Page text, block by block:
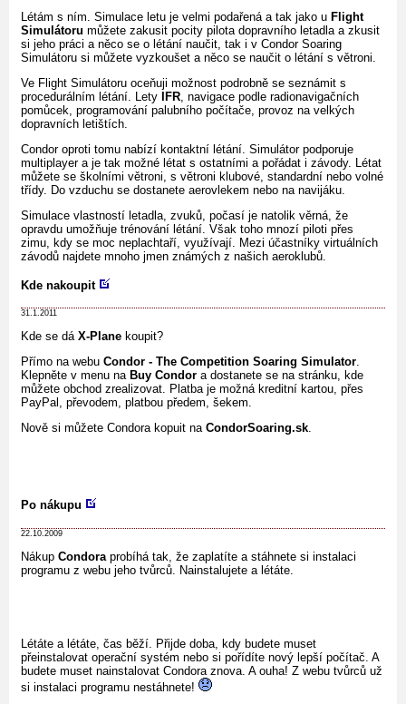
Létám s ním. Simulace letu je velmi podařená a tak jako u Flight
Simulátoru můžete zakusit pocity pilota dopravního letadla a zkusit
si jeho práci a něco se o létání naučit, tak i v Condor Soaring
Simulátoru si můžete vyzkoušet a něco se naučit o létání s větroni.
Ve Flight Simulátoru oceňuji možnost podrobně se seznámit s
procedurálním létání. Lety IFR , navigace podle radionavigačních
pomůcek, programování palubního počítače, provoz na velkých
dopravních letištích.
Condor oproti tomu nabízí kontaktní létání. Simulátor podporuje
multiplayer a je tak možné létat s ostatními a pořádat i závody. Létat
můžete se školními větroni, s větroni klubové, standardní nebo volné
třídy. Do vzduchu se dostanete aerovlekem nebo na navijáku.
Simulace vlastností letadla, zvuků, počasí je natolik věrná, že
opravdu umožňuje trénování létání. Však toho mnozí piloti přes
zimu, kdy se moc neplachtaří, využívají. Mezi účastníky virtuálních
závodů najdete mnoho jmen známých z našich aeroklubů.
Kde nakoupit
31.1.2011
Kde se dá X-Plane koupit?
Přímo na webu Condor - The Competition Soaring Simulator.
Klepněte v menu na Buy Condor a dostanete se na stránku, kde
můžete obchod zrealizovat. Platba je možná kreditní kartou, přes
PayPal, převodem, platbou předem, šekem.
Nově si můžete Condora kopuit na CondorSoaring.sk.
Po nákupu
22.10.2009
Nákup Condora probíhá tak, že zaplatíte a stáhnete si instalaci
programu z webu jeho tvůrců. Nainstalujete a létáte.
Létáte a létáte, čas běží. Přijde doba, kdy budete muset
přeinstalovat operační systém nebo si pořídíte nový lepší počítač. A
budete muset nainstalovat Condora znova. A ouha! Z webu tvůrců už
si instalaci programu nestáhnete!